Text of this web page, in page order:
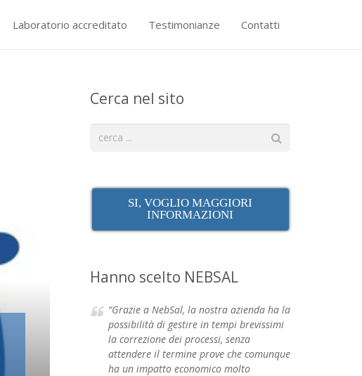
Laboratorio accreditato Testimonianze Contatti
Cerca nel sito
SI, VOGLIO MAGGIORI
INFORMAZIONI
Hanno scelto NEBSAL
“Grazie a NebSal, la nostra azienda ha la
possibilità di gestire in tempi brevissimi
la correzione dei processi, senza
attendere il termine prove che comunque
ha un impatto economico molto